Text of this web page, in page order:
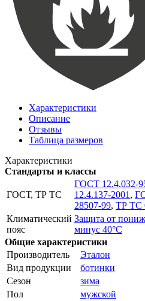
Характеристики
Описание
Отзывы
Таблица размеров
Характеристики
Стандарты и классы
ГОСТ, ТР ТС
ГОСТ 12.4.032-
12.4.137-2001 ,
28507-99, ТР ТС
Климатический
пояс
Защита от
минус 40°С
Общие характеристики
Производитель
Эталон
Вид продукции
ботинки
Сезон
зима
Пол
мужской